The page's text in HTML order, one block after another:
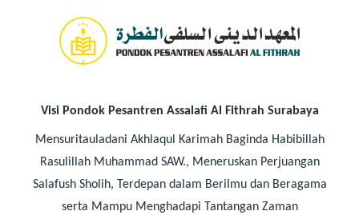
Visi Pondok Pesantren Assalafi Al Fithrah Surabaya
Mensuritauladani Akhlaqul Karimah Baginda Habibillah
Rasulillah Muhammad SAW., Meneruskan Perjuangan
Salafush Sholih, Terdepan dalam Berilmu dan Beragama
serta Mampu Menghadapi Tantangan Zaman